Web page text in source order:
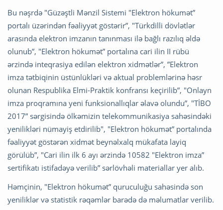
Bu nəşrdə "Güzəştli Mənzil Sistemi "Elektron hökumət”
portalı üzərindən fəaliyyət göstərir”, "Türkdilli dövlətlər
arasında elektron imzanın tanınması ilə bağlı razılıq əldə
olunub”, "Elektron hökumət” portalına cari ilin II rübü
ərzində inteqrasiya edilən elektron xidmətlər”, ”Elektron
imza tətbiqinin üstünlükləri və aktual problemlərinə həsr
olunan Respublika Elmi-Praktik konfransı keçirilib”, "Onlayn
imza proqramına yeni funksionallıqlar əlavə olundu”, "TİBO
2017” sərgisində ölkəmizin telekommunikasiya sahəsindəki
yenilikləri nümayiş etdirilib", "Elektron hökumət” portalında
fəaliyyət göstərən xidmət beynəlxalq mükafata layiq
görülüb”, "Cari ilin ilk 6 ayı ərzində 10582 "Elektron imza”
sertifikatı istifadəyə verilib” sərlövhəli materiallar yer alıb.
Həmçinin, "Elektron hökumət” quruculuğu sahəsində son
yeniliklər və statistik rəqəmlər barədə də məlumatlar verilib.